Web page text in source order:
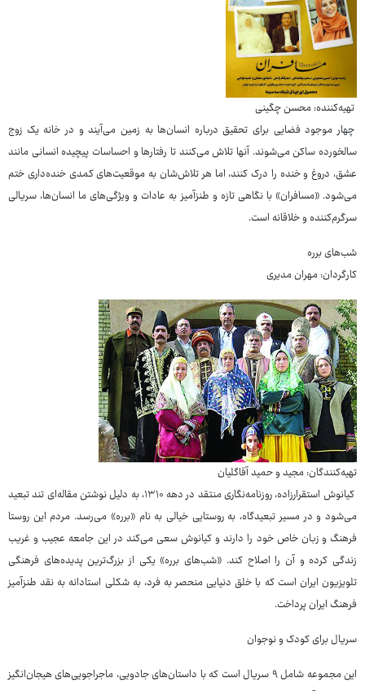
تهیه‌کننده: محسن چگینی
چهار موجود فضایی برای تحقیق درباره انسان‌ها به زمین می‌آیند و در خانه یک زوج
سالخورده ساکن می‌شوند. آنها تلاش می‌کنند تا رفتارها و احساسات پیچیده انسانی مانند
عشق، دروغ و خنده را درک کنند، اما هر تلاش‌شان به موقعیت‌های کمدی خنده‌داری ختم
می‌شود. «مسافران» با نگاهی تازه و طنزآمیز به عادات و ویژگی‌های ما انسان‌ها، سریالی
سرگرم‌کننده و خلاقانه است.
شب‌های برره
کارگردان: مهران مدیری
تهیه‌کنندگان: مجید و حمید آقاگلیان
کیانوش استقرارزاده، روزنامه‌نگاری منتقد در دهه ۱۳۱۰، به دلیل نوشتن مقاله‌ای تند تبعید
می‌شود و در مسیر تبعیدگاه، به روستایی خیالی به نام «برره» می‌رسد. مردم این روستا
فرهنگ و زبان خاص خود را دارند و کیانوش سعی می‌کند در این جامعه عجیب و غریب
زندگی کرده و آن را اصلاح کند. «شب‌های برره» یکی از بزرگ‌ترین پدیده‌های فرهنگی
تلویزیون ایران است که با خلق دنیایی منحصر به فرد، به شکلی استادانه به نقد طنزآمیز
فرهنگ ایران پرداخت.
سریال برای کودک و نوجوان
این مجموعه شامل ۹ سریال است که با داستان‌های جادویی، ماجراجویی‌های هیجان‌انگیز